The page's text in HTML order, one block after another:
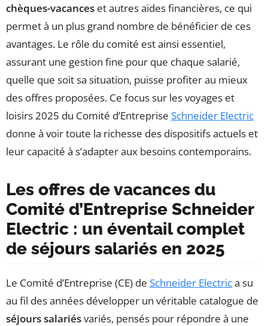
chèques-vacances et autres aides financières, ce qui
permet à un plus grand nombre de bénéficier de ces
avantages. Le rôle du comité est ainsi essentiel,
assurant une gestion fine pour que chaque salarié,
quelle que soit sa situation, puisse profiter au mieux
des offres proposées. Ce focus sur les voyages et
loisirs 2025 du Comité d’Entreprise Schneider Electric
donne à voir toute la richesse des dispositifs actuels et
leur capacité à s’adapter aux besoins contemporains.
Les offres de vacances du
Comité d’Entreprise Schneider
Electric : un éventail complet
de séjours salariés en 2025
Le Comité d’Entreprise (CE) de Schneider Electrica su
au fil des années développer un véritable catalogue de
séjours salariésvariés, pensés pour répondre à une